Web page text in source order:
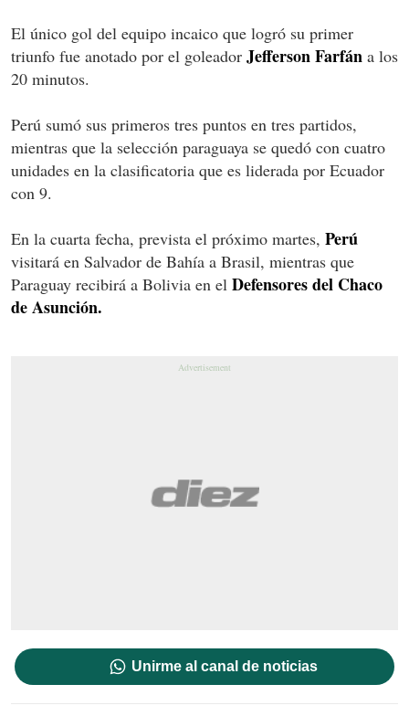
El único gol del equipo incaico que logró su primer
triunfo fue anotado por el goleador Jefferson Farfán a los
20 minutos.
Perú sumó sus primeros tres puntos en tres partidos,
mientras que la selección paraguaya se quedó con cuatro
unidades en la clasificatoria que es liderada por Ecuador
con 9.
En la cuarta fecha, prevista el próximo martes, Perú
visitará en Salvador de Bahía a Brasil, mientras que
Paraguay recibirá a Bolivia en el Defensores del Chaco
de Asunción.
Unirme al canal de noticias